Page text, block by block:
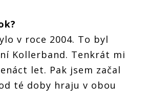
v roce 2004. To byl
Kollerband. Tenkrát mi
let. Pak jsem začal
té doby hraju v obou